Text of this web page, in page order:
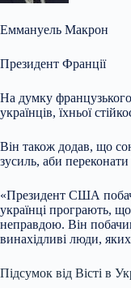
Еммануель Макрон
Президент Франції
На думку
українців, їхньої
Він також додав, що
зусиль, аби
«Президент США
українці програють,
неправдою. Він
винахідливі люди,
Підсумок від Вісті в